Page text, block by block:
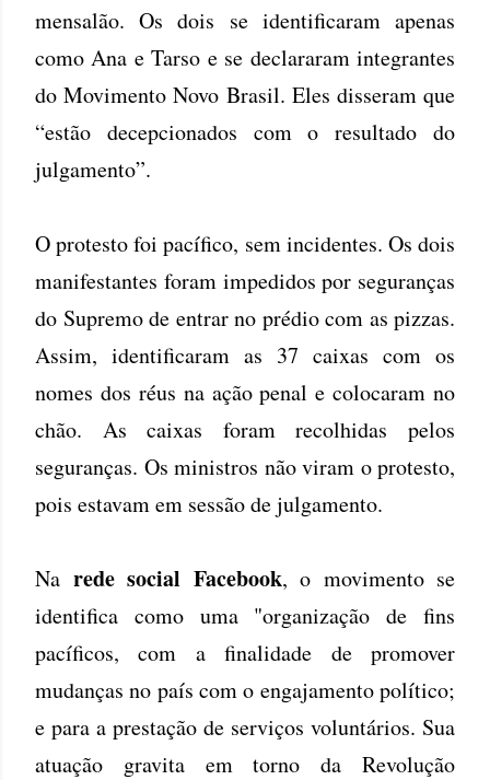
mensalão. Os dois se identificaram apenas
como Ana e Tarso e se declararam integrantes
do Movimento Novo Brasil. Eles disseram que
“estão decepcionados com o resultado do
julgamento”.
O protesto foi pacífico, sem incidentes. Os dois
manifestantes foram impedidos por seguranças
do Supremo de entrar no prédio com as pizzas.
Assim, identificaram as 37 caixas com os
nomes dos réus na ação penal e colocaram no
chão. As caixas foram recolhidas pelos
seguranças. Os ministros não viram o protesto,
pois estavam em sessão de julgamento.
Na rede social Facebook, o movimento se
identifica como uma "organização de fins
pacíficos, com a finalidade de promover
mudanças no país com o engajamento político;
e para a prestação de serviços voluntários. Sua
atuação gravita em torno da Revolução